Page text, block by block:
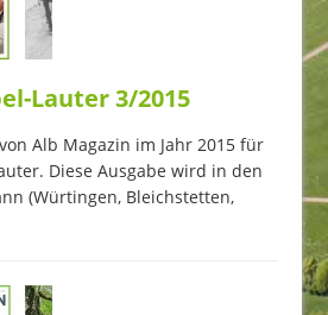
Lauter 3/2015
Alb Magazin im Jahr 2015 für
Diese Ausgabe wird in den
(Würtingen, Bleichstetten,